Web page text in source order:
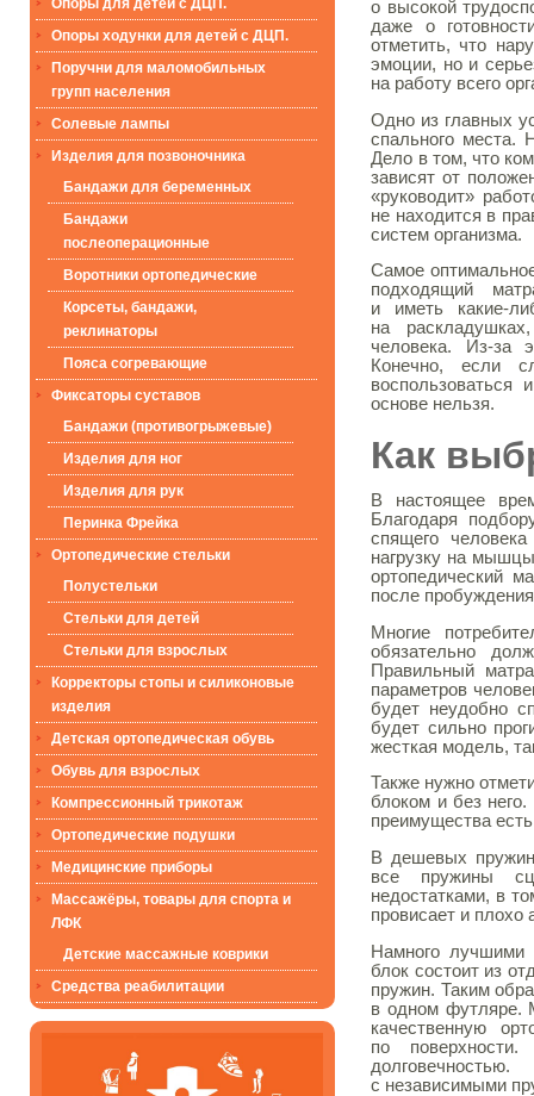
Опоры для детей с ДЦП.
Опоры ходунки для детей с ДЦП.
Поручни для маломобильных
групп населения
Солевые лампы
Изделия для позвоночника
Бандажи для беременных
Бандажи
послеоперационные
Воротники ортопедические
Корсеты, бандажи,
реклинаторы
Пояса согревающие
Фиксаторы суставов
Бандажи (противогрыжевые)
Изделия для ног
Изделия для рук
Перинка Фрейка
Ортопедические стельки
Полустельки
Стельки для детей
Стельки для взрослых
Корректоры стопы и силиконовые
изделия
Детская ортопедическая обувь
Обувь для взрослых
Компрессионный трикотаж
Ортопедические подушки
Медицинские приборы
Массажёры, товары для спорта и
ЛФК
Детские массажные коврики
Средства реабилитации
о высокой
даже о
отметить, что
эмоции, но и
на работу всего
Одно из главных
спального места.
Дело в том, что
зависят от
«руководит»
не находится в
систем организма.
Самое
подходящий
и иметь какие-
на
человека.
Из-за
Конечно, если
воспользоваться
основе нельзя.
Как
В настоящее
Благодаря
спящего
нагрузку на
ортопедический
после
Многие
обязательно
Правильный
параметров
будет неудобно
будет сильно
жесткая модель,
Также нужно
блоком и без
преимущества есть
В дешевых
все пружины
недостатками, в
провисает и плохо
Намного лучшими
блок состоит из
пружин. Таким
в одном футляре.
качественную
по
с независимыми